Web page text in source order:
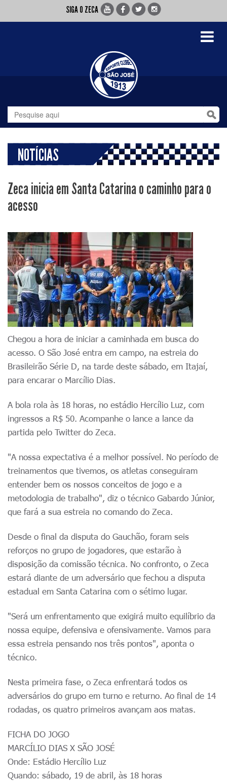
SIGA O ZECA
Toggle
NOTÍCIAS
Zeca inicia em Santa Catarina o caminho para o
acesso
Chegou a hora de iniciar a caminhada em busca do
acesso. O São José entra em campo, na estreia do
Brasileirão Série D, na tarde deste sábado, em Itajaí,
para encarar o Marcílio Dias.
A bola rola às 18 horas, no estádio Hercílio Luz, com
ingressos a R$ 50. Acompanhe o lance a lance da
partida pelo Twitter do Zeca.
"A nossa expectativa é a melhor possível. No período de
treinamentos que tivemos, os atletas conseguiram
entender bem os nossos conceitos de jogo e a
metodologia de trabalho", diz o técnico Gabardo Júnior,
que fará a sua estreia no comando do Zeca.
Desde o final da disputa do Gauchão, foram seis
reforços no grupo de jogadores, que estarão à
disposição da comissão técnica. No confronto, o Zeca
estará diante de um adversário que fechou a disputa
estadual em Santa Catarina com o sétimo lugar.
"Será um enfrentamento que exigirá muito equilíbrio da
nossa equipe, defensiva e ofensivamente. Vamos para
essa estreia pensando nos três pontos", aponta o
técnico.
Nesta primeira fase, o Zeca enfrentará todos os
adversários do grupo em turno e returno. Ao final de 14
rodadas, os quatro primeiros avançam aos matas.
FICHA DO JOGO
MARCÍLIO DIAS X SÃO JOSÉ
Onde: Estádio Hercílio Luz
Quando: sábado, 19 de abril, às 18 horas